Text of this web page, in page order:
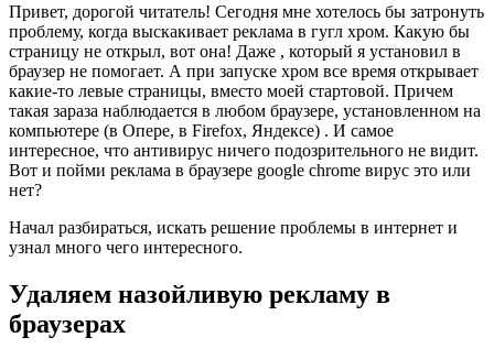
Привет, дорогой читатель! Сегодня мне хотелось бы затронуть
проблему, когда выскакивает реклама в гугл хром. Какую бы
страницу не открыл, вот она! Даже , который я установил в
браузер не помогает. А при запуске хром все время открывает
какие-то левые страницы, вместо моей стартовой. Причем
такая зараза наблюдается в любом браузере, установленном на
компьютере (в Опере, в Firefox, Яндексе) . И самое
интересное, что антивирус ничего подозрительного не видит.
Вот и пойми реклама в браузере google chrome вирус это или
нет?
Начал разбираться, искать решение проблемы в интернет и
узнал много чего интересного.
Удаляем назойливую рекламу в
браузерах